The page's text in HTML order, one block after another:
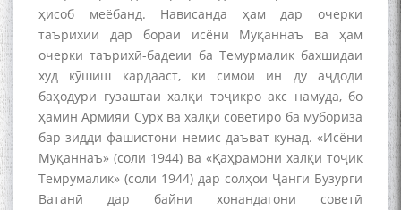
ҳисоб меёбанд. Нависанда ҳам дар очерки
таърихии дар бораи исёни Муқаннаъ ва ҳам
очерки таърихӣ-бадеии ба Темурмалик бахшидаи
худ кӯшиш кардааст, ки симои ин ду аҷдоди
баҳодури гузаштаи халқи тоҷикро акс намуда, бо
ҳамин Армияи Сурх ва халқи советиро ба мубориза
бар зидди фашистони немис даъват кунад. «Исёни
Муқаннаъ» (соли 1944) ва «Қаҳрамони халқи тоҷик
Темрумалик» (соли 1944) дар солҳои Ҷанги Бузурги
Ватанӣ дар байни хонандагони советӣ